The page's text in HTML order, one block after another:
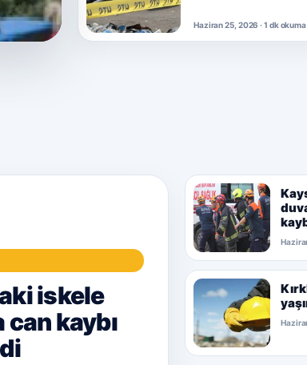
Haziran 25, 2026 · 1 dk okuma
iskele
can kaybı